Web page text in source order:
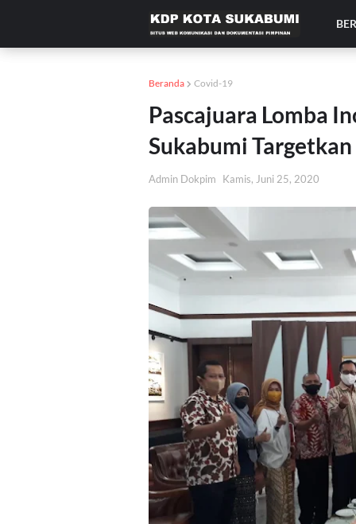
Beranda Covid-19
Pascajuara Lomba
Sukabumi
Admin Dokpim Kamis, Juni 25, 2020